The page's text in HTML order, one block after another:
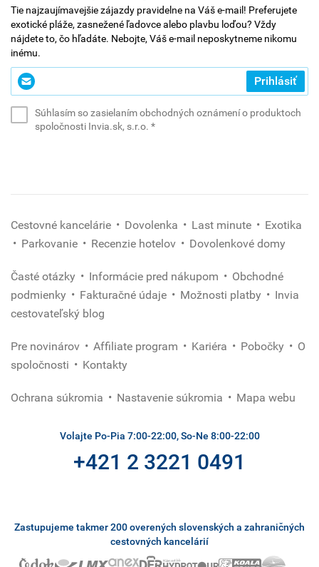
Tie najzaujímavejšie zájazdy pravidelne na Váš e-mail! Preferujete
exotické pláže, zasnežené ľadovce alebo plavbu loďou? Vždy
nájdete to, čo hľadáte. Nebojte, Váš e-mail neposkytneme nikomu
inému.
Zadajte
svoj
Prihlásiť
Súhlasím so zasielaním obchodných oznámení o produktoch
spoločnosti Invia.sk, s.r.o. *(povinné)
Cestovné kancelárie Dovolenka Last minute
Exotika
Parkovanie
Recenzie hotelov Dovolenkové domy
Časté otázky Informácie pred nákupom
Obchodné
podmienky
Fakturačné údaje Možnosti platby
Invia
cestovateľský blog
Pre novinárov Affiliate program Kariéra Pobočky
O
spoločnosti
Kontakty
Ochrana súkromia Nastavenie súkromia Mapa webu
Volajte Po-Pia 7:00-22:00, So-Ne 8:00-22:00
+421 2 3221 0491
Zastupujeme takmer 200 overených slovenských a zahraničných
cestovných kancelárií